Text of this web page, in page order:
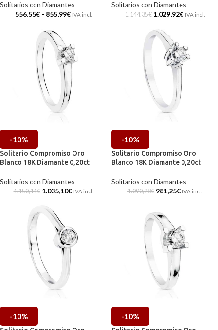
Solitarios con Diamantes
556,55€ - 855,99€ IVA incl.
Solitarios con Diamantes
1.144,35€ 1.029,92€ IVA incl.
-10%
Solitario Compromiso Oro
Blanco 18K Diamante 0,20ct
Solitarios con Diamantes
1.150,11€ 1.035,10€ IVA incl.
-10%
Solitario Compromiso Oro
Blanco 18K Diamante 0,20ct
Solitarios con Diamantes
1.090,28€ 981,25€ IVA incl.
-10% -10%